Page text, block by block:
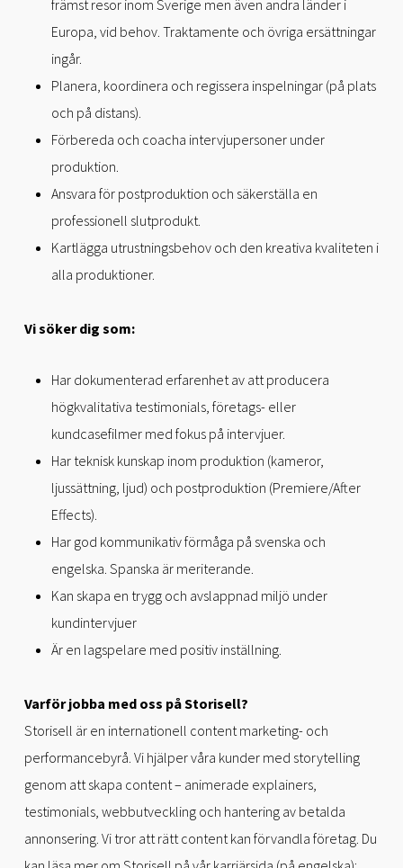
främst resor inom Sverige men även andra länder i
Europa, vid behov. Traktamente och övriga ersättningar
ingår.
Planera, koordinera och regissera inspelningar (på plats
och på distans).
Förbereda och coacha intervjupersoner under
produktion.
Ansvara för postproduktion och säkerställa en
professionell slutprodukt.
Kartlägga utrustningsbehov och den kreativa kvaliteten i
alla produktioner.
Vi söker dig som:
Har dokumenterad erfarenhet av att producera
högkvalitativa testimonials, företags- eller
kundcasefilmer med fokus på intervjuer.
Har teknisk kunskap inom produktion (kameror,
ljussättning, ljud) och postproduktion (Premiere/After
Effects).
Har god kommunikativ förmåga på svenska och
engelska. Spanska är meriterande.
Kan skapa en trygg och avslappnad miljö under
kundintervjuer
Är en lagspelare med positiv inställning.
Varför jobba med oss på Storisell?
Storisell är en internationell content marketing- och
performancebyrå. Vi hjälper våra kunder med storytelling
genom att skapa content – animerade explainers,
testimonials, webbutveckling och hantering av betalda
annonsering. Vi tror att rätt content kan förvandla företag. Du